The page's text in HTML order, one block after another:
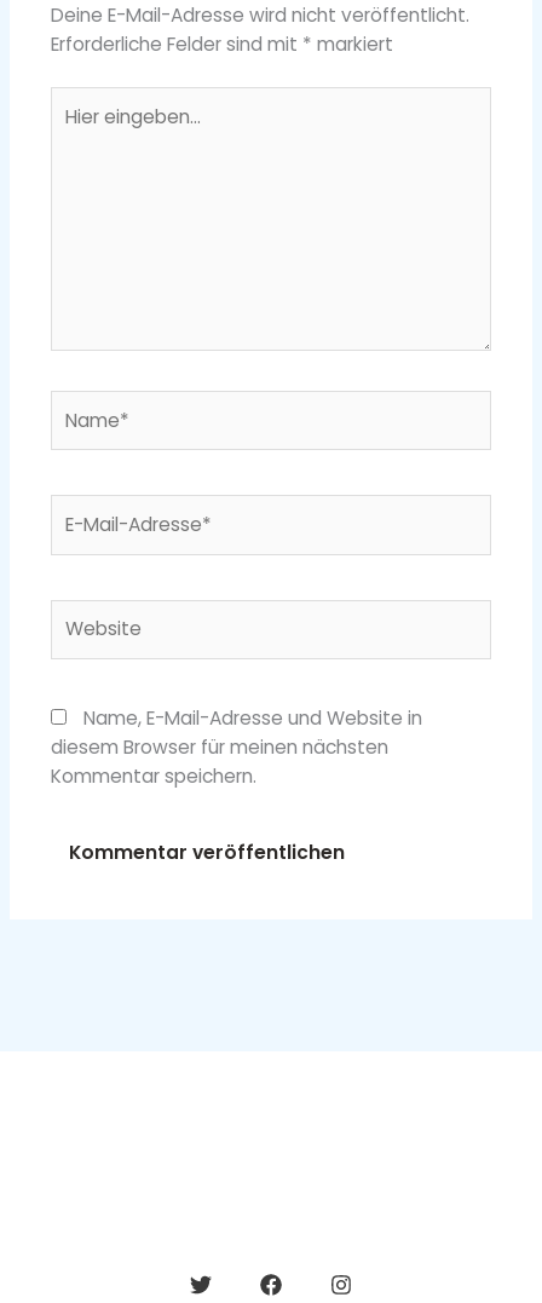
Deine E-Mail-Adresse wird nicht veröffentlicht.
Erforderliche Felder sind mit * markiert
eingeben…
Mail-
Name, E-Mail-Adresse und Website in
diesem Browser für meinen nächsten
Kommentar speichern.